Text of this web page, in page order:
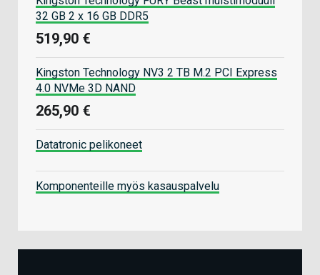
32 GB 2 x 16 GB DDR5
519,90 €
Kingston Technology NV3 2 TB M.2 PCI Express
4.0 NVMe 3D NAND
265,90 €
Datatronic pelikoneet
Komponenteille myös kasauspalvelu